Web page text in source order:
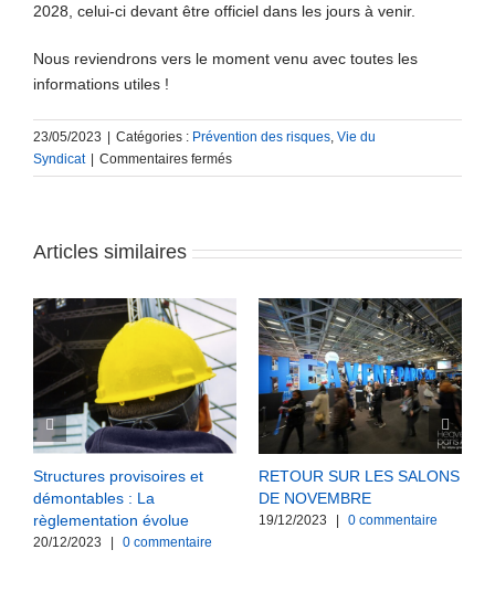
2028, celui-ci devant être officiel dans les jours à venir.
Nous reviendrons vers le moment venu avec toutes les
informations utiles !
23/05/2023 Catégories : Prévention des risques, Vie du
Syndicat
Commentaires ferméssur
L’assurance
son
mesures
de
prévention
les
entreprises
secteur
Articles similaires
Structures provisoires et
démontables : La
règlementation évolue
20/12/2023 0 commentaire
RETOUR SUR LES SALONS
DE NOVEMBRE
19/12/2023 0 commentaire